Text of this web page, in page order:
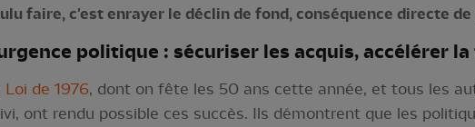
faire, c'est enrayer le déclin de fond, conséquence directe
politique : sécuriser les acquis, accélérer
Loi de 1976, dont on fête les 50 ans cette année, et tous les
ont rendu possible ces succès. Ils démontrent que les